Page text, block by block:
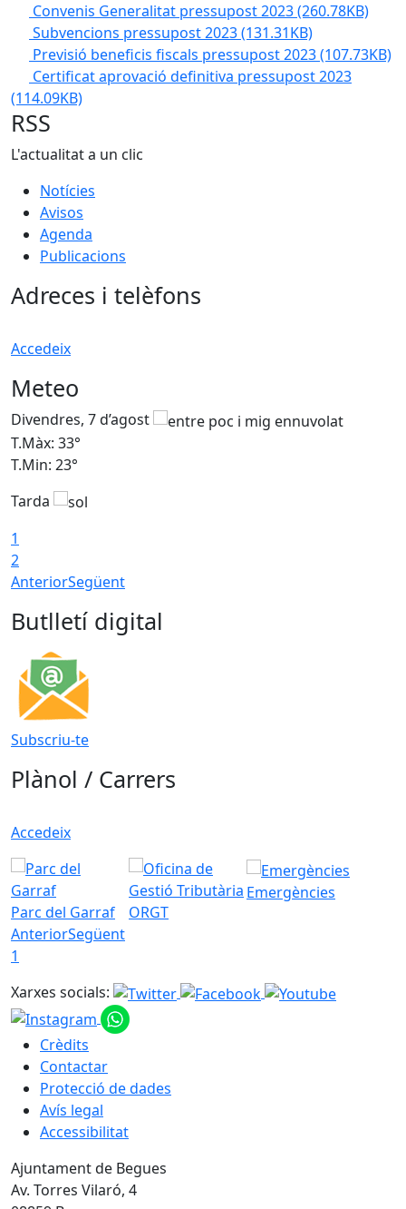
Convenis Generalitat pressupost 2023(260.78KB)
Subvencions pressupost 2023(131.31KB)
Previsió beneficis fiscals pressupost 2023(107.73KB)
Certificat aprovació definitiva pressupost 2023
(114.09KB)
RSS
L'actualitat a un clic
Notícies
Avisos
Agenda
Publicacions
Adreces i telèfons
Accedeix
Meteo
Divendres, 7 d’agost
T.Màx: 33°
T.Min: 23°
Tarda
1
2
AnteriorSegüent
Butlletí digital
Subscriu-te
Plànol / Carrers
Accedeix
Parc del Garraf ORGT
Emergències
AnteriorSegüent
1
Xarxes socials:
Crèdits
Contactar
Protecció de dades
Avís legal
Accessibilitat
Ajuntament de Begues
Av. Torres Vilaró, 4